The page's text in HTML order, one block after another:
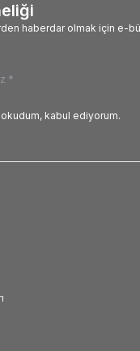
haberdar olmak için e-
okudum, kabul ediyorum.